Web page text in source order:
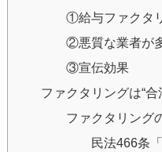
①給与ファクタ
②悪質な業者が
③宣伝効果
ファクタリングは“合
ファクタリング
民法466条